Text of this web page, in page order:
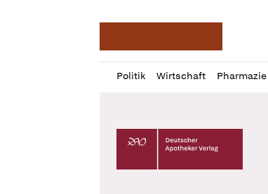
Politik Wirtschaft Pharmazie
Profil
öffnen
Daz
Pur
Deutscher Apotheker Verlag